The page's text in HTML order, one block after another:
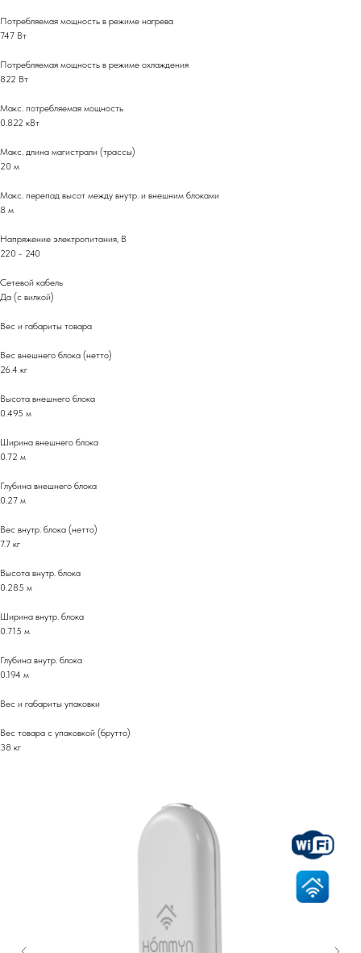
Потребляемая мощность в режиме нагрева
747 Вт
Потребляемая мощность в режиме охлаждения
822 Вт
Макс. потребляемая мощность
0.822 кВт
Макс. длина магистрали (трассы)
20 м
Макс. перепад высот между внутр. и внешним блоками
8 м
Напряжение электропитания, В
220 - 240
Сетевой кабель
Да (с вилкой)
Вес и габариты товара
Вес внешнего блока (нетто)
26.4 кг
Высота внешнего блока
0.495 м
Ширина внешнего блока
0.72 м
Глубина внешнего блока
0.27 м
Вес внутр. блока (нетто)
7.7 кг
Высота внутр. блока
0.285 м
Ширина внутр. блока
0.715 м
Глубина внутр. блока
0.194 м
Вес и габариты упаковки
Вес товара с упаковкой (брутто)
38 кг